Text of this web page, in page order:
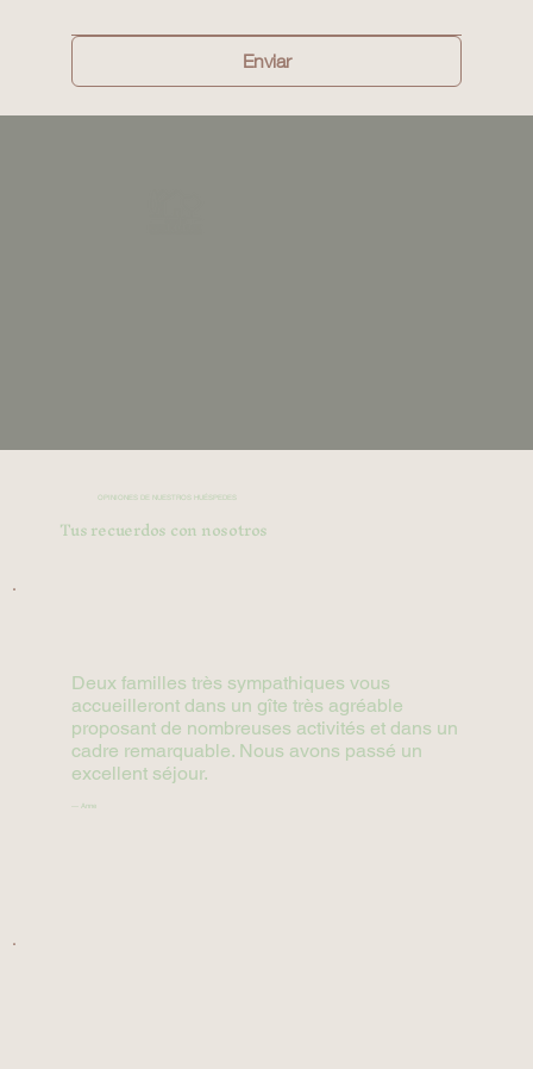
Enviar
OPINIONES DE NUESTROS HUÉSPEDES
Tus recuerdos con nosotros
Deux familles très sympathiques vous
accueilleront dans un gîte très agréable
proposant de nombreuses activités et dans un
cadre remarquable. Nous avons passé un
excellent séjour.
— Anne